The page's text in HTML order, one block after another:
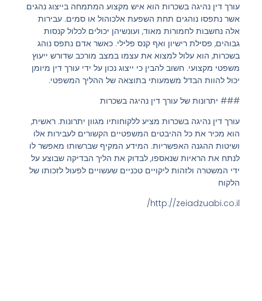
עורך דין נהיגה בשכרות הוא איש מקצוע המתמחה בייצוג נהגים
אשר נתפסו נוהגים תחת השפעת אלכוהול או סמים. עבירות
אלה נחשבות לחמורות מאוד, ועונשיהן יכולים לכלול קנסות
גבוהים, פסילת רישיון ואף קנס פלילי. כאשר אדם נתפס נוהג
בשכרות, הוא עלול למצוא את עצמו במצב מורכב שדורש ייעוץ
משפטי מקצועי. חשוב להבין כי ייצוג נכון על ידי עורך דין מיומן
יכול להוות הבדל משמעותי בתוצאה של ההליך המשפטי.
### יתרונות של עורך דין נהיגה בשכרות
עורך דין נהיגה בשכרות מציע ללקוחותיו מגוון יתרונות. ראשית,
הוא מכיר את כל ההיבטים המשפטיים הקשורים לעבירות אלו
ושיטות ההגנה האפשריות. המידע המקיף שברשותו מאפשר לו
לנתח את הראיות שנאספו, לבדוק את הליך הבדיקה שבוצע על
ידי המשטרה ולזהות ליקויים טכניים שעשויים לפעול לזכותו של
הלקוח
http://zeiadzuabi.co.il/